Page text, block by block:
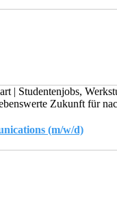
| Studentenjobs,
Zukunft für
(m/w/d)